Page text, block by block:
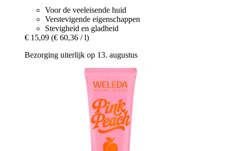
Voor de veeleisende huid
Verstevigende eigenschappen
Stevigheid en gladheid
€ 15,09 (€ 60,36 / l)
Bezorging uiterlijk op 13. augustus